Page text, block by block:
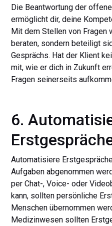
Die Beantwortung der
ermöglicht dir, deine
Mit dem Stellen von Fragen
beraten, sondern beteiligt
Gesprächs. Hat der Klient
mit, wie er dich in Zukunft
Fragen seinerseits
6.
Automatisiere
Aufgaben abgenommen
per Chat-, Voice- oder
kann, sollten persönliche
Menschen übernommen
Medizinwesen sollten